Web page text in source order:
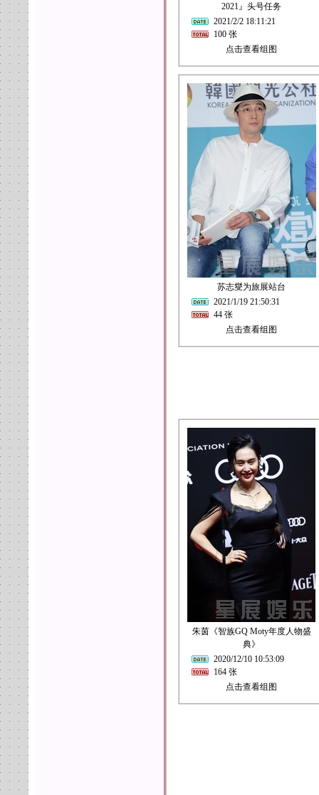
2021』头号任务
2021/2/2 18:11:21
100 张
点击查看组图
苏志燮为旅展站台
2021/1/19 21:50:31
44 张
点击查看组图
朱茵《智族GQ Moty年度人物盛
典》
2020/12/10 10:53:09
164 张
点击查看组图